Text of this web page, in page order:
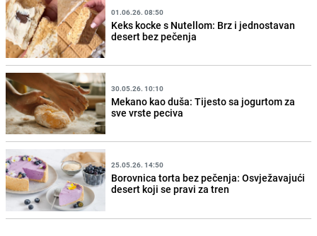
01.06.26. 08:50
Keks kocke s Nutellom: Brz i jednostavan
desert bez pečenja
30.05.26. 10:10
Mekano kao duša: Tijesto sa jogurtom za
sve vrste peciva
25.05.26. 14:50
Borovnica torta bez pečenja: Osvježavajući
desert koji se pravi za tren